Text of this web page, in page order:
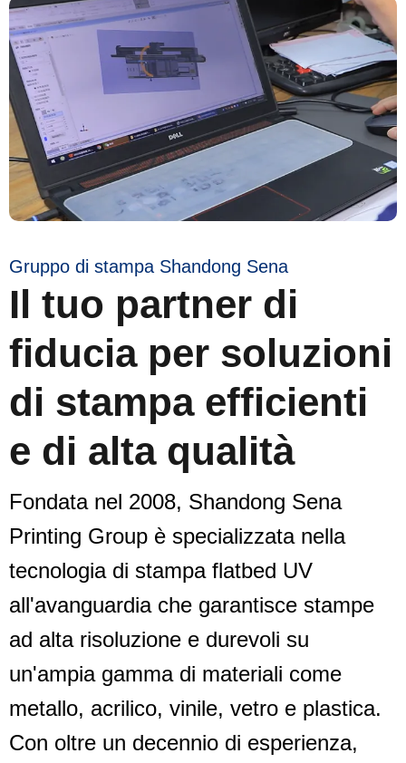
Gruppo di stampa Shandong Sena
Il tuo partner di
fiducia per soluzioni
di stampa efficienti
e di alta qualità
Fondata nel 2008, Shandong Sena
Printing Group è specializzata nella
tecnologia di stampa flatbed UV
all'avanguardia che garantisce stampe
ad alta risoluzione e durevoli su
un'ampia gamma di materiali come
metallo, acrilico, vinile, vetro e plastica.
Con oltre un decennio di esperienza,